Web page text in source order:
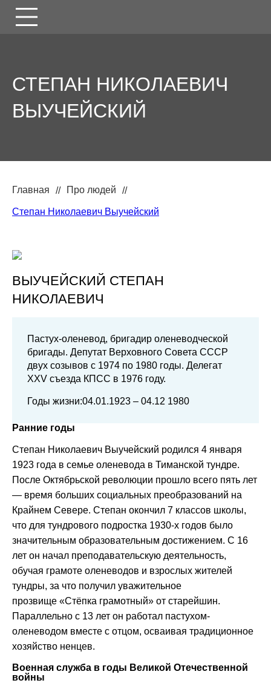
СТЕПАН НИКОЛАЕВИЧ
ВЫУЧЕЙСКИЙ
Главная Про людей
Степан Николаевич Выучейский
ВЫУЧЕЙСКИЙ СТЕПАН
НИКОЛАЕВИЧ
Пастух-оленевод, бригадир оленеводческой
бригады. Депутат Верховного Совета СССР
двух созывов с 1974 по 1980 годы. Делегат
XXV съезда КПСС в 1976 году.
Годы жизни:04.01.1923 – 04.12 1980
Ранние годы
Степан Николаевич Выучейский родился 4 января
1923 года в семье оленевода в Тиманской тундре.
После Октябрьской революции прошло всего пять лет
— время больших социальных преобразований на
Крайнем Севере. Степан окончил 7 классов школы,
что для тундрового подростка 1930-х годов было
значительным образовательным достижением. С 16
лет он начал преподавательскую деятельность,
обучая грамоте оленеводов и взрослых жителей
тундры, за что получил уважительное
прозвище «Стёпка грамотный» от старейшин.
Параллельно с 13 лет он работал пастухом-
оленеводом вместе с отцом, осваивая традиционное
хозяйство ненцев.
Военная служба в годы Великой Отечественной
войны